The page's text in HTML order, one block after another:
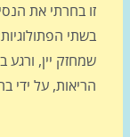
בחרתי את הנסיבות
הפתולוגיות: בחסר
יין, ורגע בציר
על ידי בחירת